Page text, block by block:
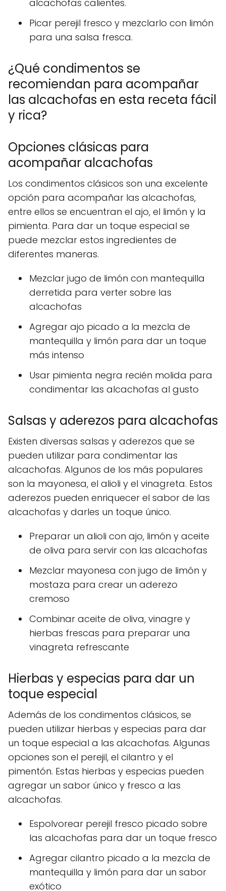
alcachofas calientes.
Picar perejil fresco y mezclarlo con limón
para una salsa fresca.
¿Qué condimentos se
recomiendan para acompañar
las alcachofas en esta receta fácil
y rica?
Opciones clásicas para
acompañar alcachofas
Los condimentos clásicos son una excelente
opción para acompañar las alcachofas,
entre ellos se encuentran el ajo, el limón y la
pimienta. Para dar un toque especial se
puede mezclar estos ingredientes de
diferentes maneras.
Mezclar jugo de limón con mantequilla
derretida para verter sobre las
alcachofas
Agregar ajo picado a la mezcla de
mantequilla y limón para dar un toque
más intenso
Usar pimienta negra recién molida para
condimentar las alcachofas al gusto
Salsas y aderezos para alcachofas
Existen diversas salsas y aderezos que se
pueden utilizar para condimentar las
alcachofas. Algunos de los más populares
son la mayonesa, el alioli y el vinagreta. Estos
aderezos pueden enriquecer el sabor de las
alcachofas y darles un toque único.
Preparar un alioli con ajo, limón y aceite
de oliva para servir con las alcachofas
Mezclar mayonesa con jugo de limón y
mostaza para crear un aderezo
cremoso
Combinar aceite de oliva, vinagre y
hierbas frescas para preparar una
vinagreta refrescante
Hierbas y especias para dar un
toque especial
Además de los condimentos clásicos, se
pueden utilizar hierbas y especias para dar
un toque especial a las alcachofas. Algunas
opciones son el perejil, el cilantro y el
pimentón. Estas hierbas y especias pueden
agregar un sabor único y fresco a las
alcachofas.
Espolvorear perejil fresco picado sobre
las alcachofas para dar un toque fresco
Agregar cilantro picado a la mezcla de
mantequilla y limón para dar un sabor
exótico